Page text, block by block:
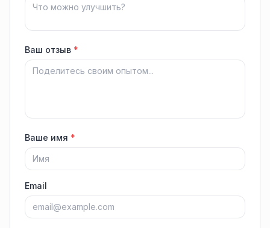
Ваш отзыв *
Ваше имя *
Email